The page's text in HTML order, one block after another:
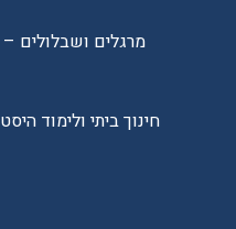
מרגלים ושבלולים